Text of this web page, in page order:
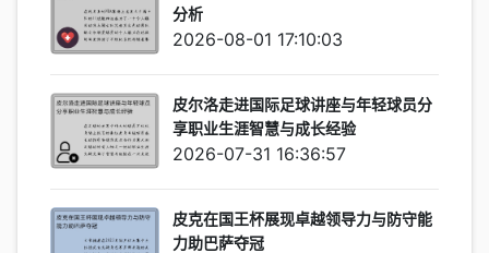
分析
2026-08-01 17:10:03
皮尔洛走进国际足球讲座与年轻球员分
享职业生涯智慧与成长经验
2026-07-31 16:36:57
皮克在国王杯展现卓越领导力与防守能
力助巴萨夺冠